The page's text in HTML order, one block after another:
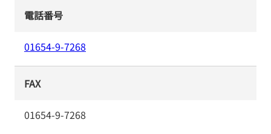
電話番号
01654-9-7268
FAX
01654-9-7268